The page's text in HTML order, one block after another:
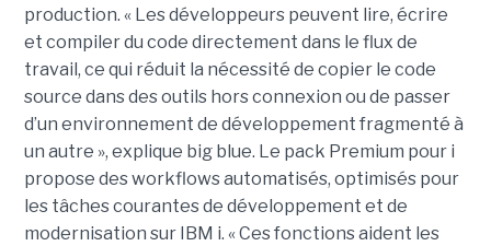
production. « Les développeurs peuvent lire, écrire
et compiler du code directement dans le flux de
travail, ce qui réduit la nécessité de copier le code
source dans des outils hors connexion ou de passer
d’un environnement de développement fragmenté à
un autre », explique big blue. Le pack Premium pour i
propose des workflows automatisés, optimisés pour
les tâches courantes de développement et de
modernisation sur IBM i. « Ces fonctions aident les